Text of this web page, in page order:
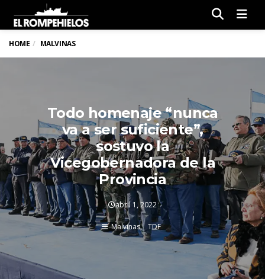
HOME MALVINAS
Todo homenaje “nunca
va a ser suficiente”,
sostuvo la
Vicegobernadora de la
Provincia
abril 1, 2022
Malvinas TDF